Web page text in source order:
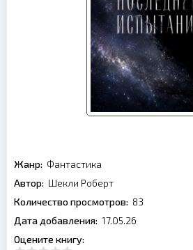
Жанр: Фантастика
Автор: Шекли Роберт
Количество просмотров: 83
Дата добавления: 17.05.26
Оцените книгу: